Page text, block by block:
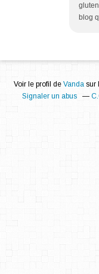
blog
Voir le profil de Vanda sur
Signaler un abus